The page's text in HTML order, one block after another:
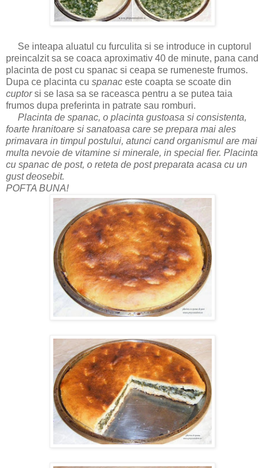
Se inteapa aluatul cu furculita si se introduce in cuptorul
preincalzit sa se coaca aproximativ 40 de minute, pana cand
placinta de post cu spanac si ceapa se rumeneste frumos.
Dupa ce placinta cu spanac este coapta se scoate din
cuptorsi se lasa sa se raceasca pentru a se putea taia
frumos dupa preferinta in patrate sau romburi.
Placinta de spanac, o placinta gustoasa si consistenta,
foarte hranitoare si sanatoasa care se prepara mai ales
primavara in timpul postului, atunci cand organismul are mai
multa nevoie de vitamine si minerale, in special fier. Placinta
cu spanac de post, o reteta de post preparata acasa cu un
gust deosebit.
POFTA BUNA!